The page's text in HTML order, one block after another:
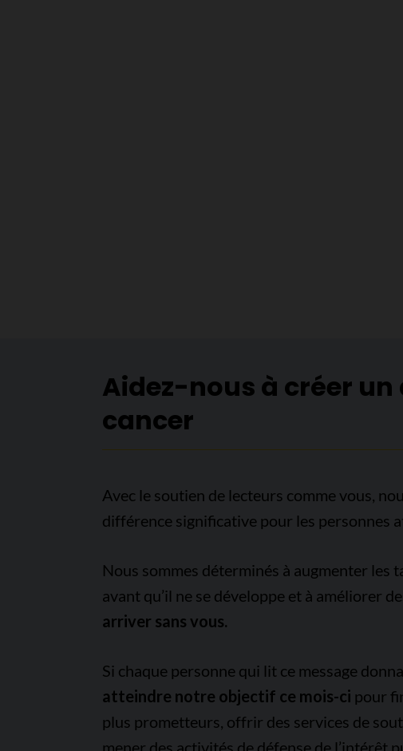
Aidez-nous à créer un
cancer
Avec le soutien de lecteurs comme vous,
différence significative pour les personnes
Nous sommes déterminés à augmenter les
avant qu’il ne se développe et à améliorer
arriver sans vous.
Si chaque personne qui lit ce message
atteindre notre objectif ce mois-ci pour
plus prometteurs, offrir des services de
mener des activités de défense de l’intérêt